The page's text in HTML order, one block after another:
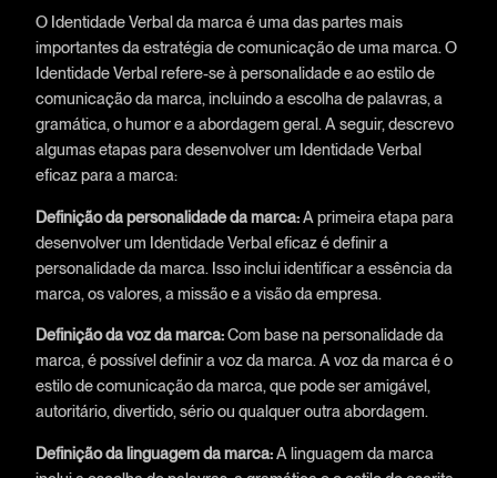
O Identidade Verbal da marca é uma das partes mais
importantes da estratégia de comunicação de uma marca. O
Identidade Verbal refere-se à personalidade e ao estilo de
comunicação da marca, incluindo a escolha de palavras, a
gramática, o humor e a abordagem geral. A seguir, descrevo
algumas etapas para desenvolver um Identidade Verbal
eficaz para a marca:
Definição da personalidade da marca:A primeira etapa para
desenvolver um Identidade Verbal eficaz é definir a
personalidade da marca. Isso inclui identificar a essência da
marca, os valores, a missão e a visão da empresa.
Definição da voz da marca:Com base na personalidade da
marca, é possível definir a voz da marca. A voz da marca é o
estilo de comunicação da marca, que pode ser amigável,
autoritário, divertido, sério ou qualquer outra abordagem.
Definição da linguagem da marca:A linguagem da marca